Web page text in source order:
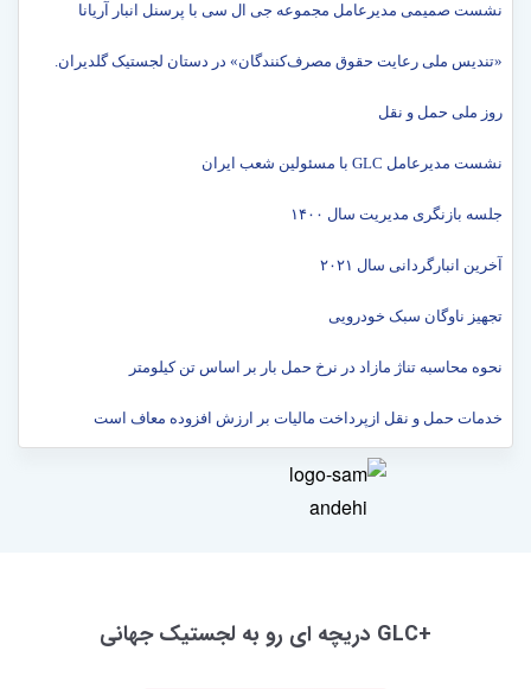
نشست صمیمی مدیرعامل مجموعه جی ال سی با پرسنل انبار آریانا
«تندیس ملی رعایت حقوق مصرف‌کنندگان» در دستان لجستیک گلدیران.
روز ملی حمل و نقل
نشست مدیرعامل GLC با مسئولین شعب ایران
جلسه بازنگری مدیریت سال ۱۴۰۰
آخرین انبارگردانی سال ۲۰۲۱
تجهیز ناوگان سبک خودرویی
نحوه محاسبه تناژ مازاد در نرخ حمل بار بر اساس تن کیلومتر
خدمات حمل و نقل ازپرداخت مالیات بر ارزش افزوده معاف است
+GLC دریچه ای رو به لجستیک جهانی